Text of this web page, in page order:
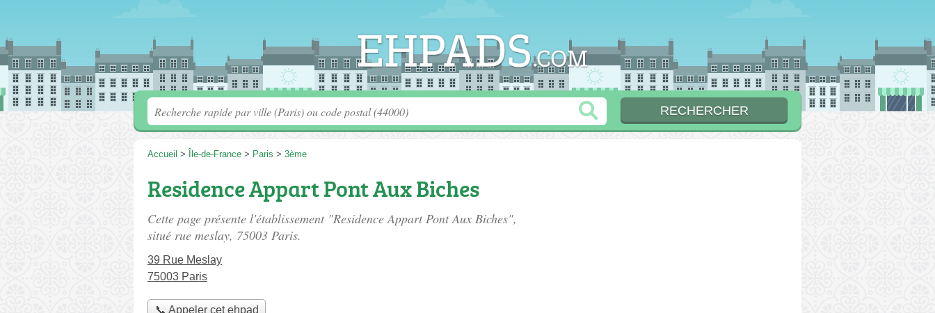
Accueil > Île-de-France > Paris > 3ème
Residence Appart Pont Aux Biches
Cette page présente l'établissement "Residence Appart Pont Aux Biches",
situé rue meslay, 75003 Paris.
39 Rue Meslay
75003 Paris
📞 Appeler cet ehpad